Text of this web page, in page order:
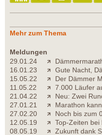
Mehr zum Thema
Meldungen
29.01.24
16.01.23
Gute Nacht,
15.05.22
Der Dämmer
11.05.22
7.000 Läufer
21.04.22
Neu: Zwei
27.01.21
Marathon
27.02.20
Noch bis zum
12.05.19
Top-Zeiten bei
08.05.19
Zukunft dank